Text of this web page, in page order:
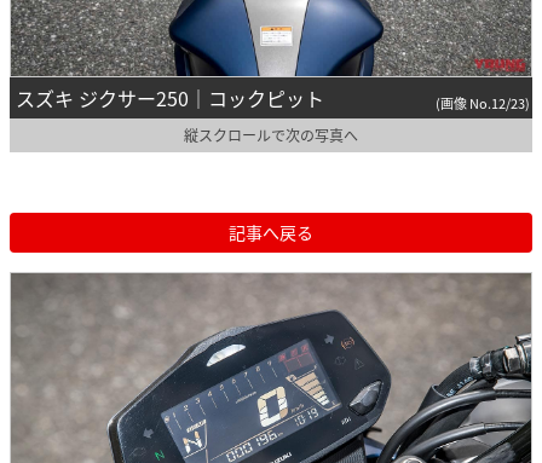
スズキ ジクサー250｜コックピット (画像 No.12/23)
縦スクロールで次の写真へ
記事へ戻る